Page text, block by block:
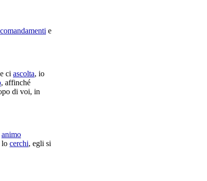
comandamenti e
ci ascolta, io
, affinché
di voi, in
animo
lo cerchi, egli si